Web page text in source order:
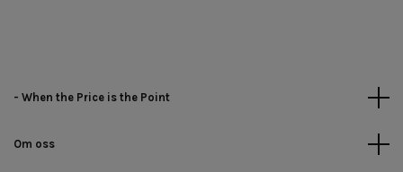
- When the Price is the Point
Om oss